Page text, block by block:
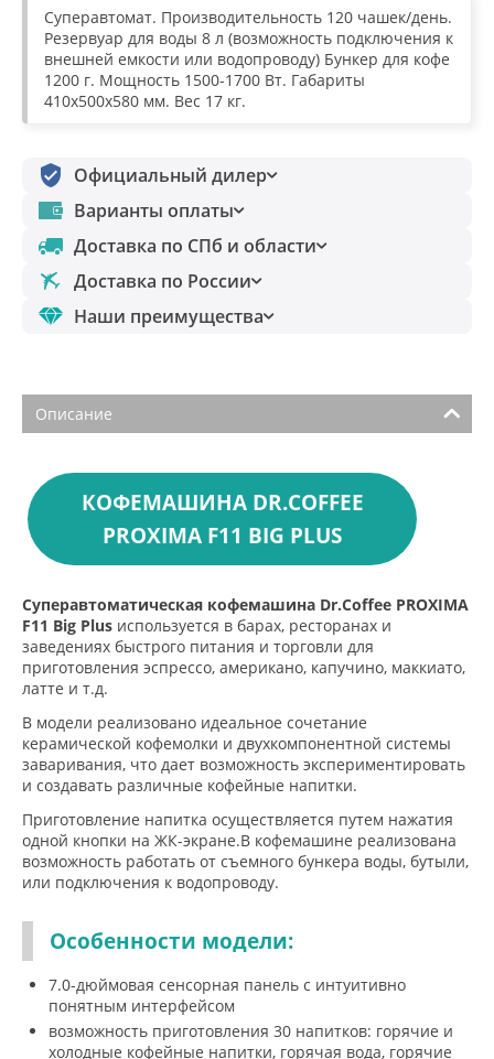
Суперавтомат. Производительность 120 чашек/день.
Резервуар для воды 8 л (возможность подключения к
внешней емкости или водопроводу) Бункер для кофе
1200 г. Мощность 1500-1700 Вт. Габариты
410х500х580 мм. Вес 17 кг.
Официальный дилер
Варианты оплаты
Доставка по СПб и области
Доставка по России
Наши преимущества
Описание
КОФЕМАШИНА DR.COFFEE
PROXIMA F11 BIG PLUS
Суперавтоматическая кофемашина Dr.Coffee PROXIMA
F11 Big Plus используется в барах, ресторанах и
заведениях быстрого питания и торговли для
приготовления эспрессо, американо, капучино, маккиато,
латте и т.д.
В модели реализовано идеальное сочетание
керамической кофемолки и двухкомпонентной системы
заваривания, что дает возможность экспериментировать
и создавать различные кофейные напитки.
Приготовление напитка осуществляется путем нажатия
одной кнопки на ЖК-экране.В кофемашине реализована
возможность работать от съемного бункера воды, бутыли,
или подключения к водопроводу.
Особенности модели:
7.0-дюймовая сенсорная панель с интуитивно
понятным интерфейсом
возможность приготовления 30 напитков: горячие и
холодные кофейные напитки, горячая вода, горячие